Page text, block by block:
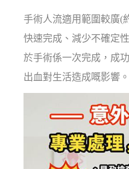
手術人流適用範圍較廣(
快速完成、減少不確定
於手術係一次完成，成
出血對生活造成嘅影響。